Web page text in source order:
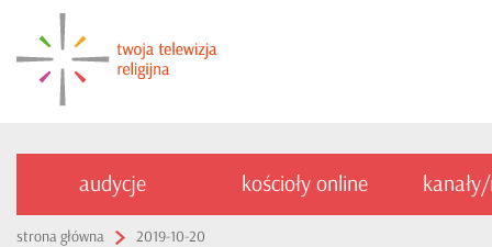
audycje kościoły online
strona główna 2019-10-20